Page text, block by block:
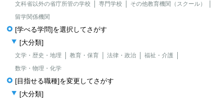
文科省以外の省庁所管の学校
専門学校
その他教育機関（スクール）
留学関係機関
[学べる学問]を選択してさがす
[大分類]
文学・歴史・地理 教育・保育 法律・政治
福祉・介護
数学・物理・化学
[目指せる職種]を変更してさがす
[大分類]